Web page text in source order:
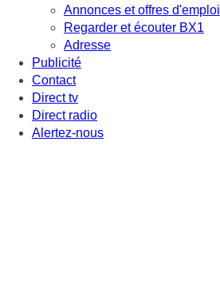
Annonces et offres d'emploi
Regarder et écouter BX1
Adresse
Publicité
Contact
Direct tv
Direct radio
Alertez-nous